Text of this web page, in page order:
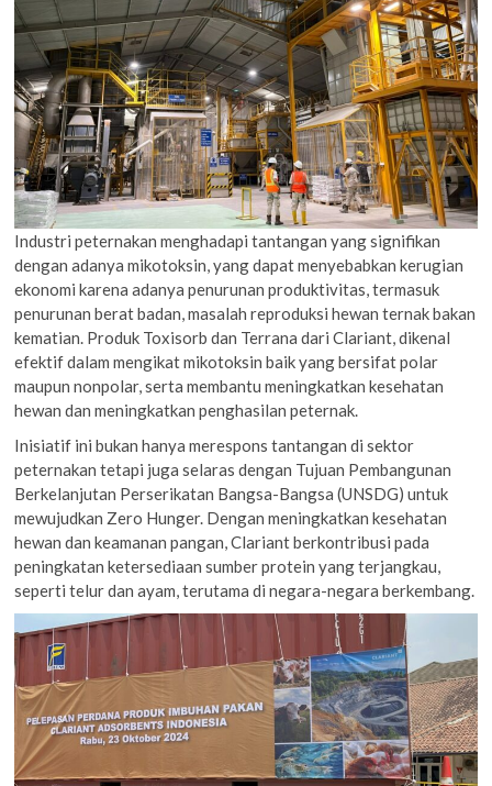
Industri peternakan menghadapi tantangan yang signifikan
dengan adanya mikotoksin, yang dapat menyebabkan kerugian
ekonomi karena adanya penurunan produktivitas, termasuk
penurunan berat badan, masalah reproduksi hewan ternak bakan
kematian. Produk Toxisorb dan Terrana dari Clariant, dikenal
efektif dalam mengikat mikotoksin baik yang bersifat polar
maupun nonpolar, serta membantu meningkatkan kesehatan
hewan dan meningkatkan penghasilan peternak.
Inisiatif ini bukan hanya merespons tantangan di sektor
peternakan tetapi juga selaras dengan Tujuan Pembangunan
Berkelanjutan Perserikatan Bangsa-Bangsa (UNSDG) untuk
mewujudkan Zero Hunger. Dengan meningkatkan kesehatan
hewan dan keamanan pangan, Clariant berkontribusi pada
peningkatan ketersediaan sumber protein yang terjangkau,
seperti telur dan ayam, terutama di negara-negara berkembang.